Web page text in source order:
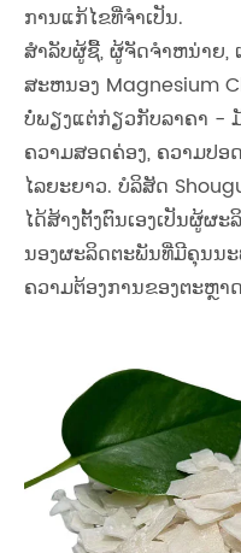
ການແກ້ໄຂທີ່ຈໍາເປັນ.
ສໍາລັບຜູ້ຊື້, ຜູ້ຈັດຈໍາຫນ່າຍ,
ສະຫນອງ Magnesium
ບໍ່ພຽງແຕ່ກ່ຽວກັບລາຄາ -
ຄວາມສອດຄ່ອງ, ຄວາມປອ
ໄລຍະຍາວ. ບໍລິສັດ
ໄດ້ສ້າງຕັ້ງຕົນເອງເປັນຜູ້ຜ
ນອງຜະລິດຕະພັນທີ່ມີຄຸນນ
ຄວາມຕ້ອງການຂອງຕະຫຼ